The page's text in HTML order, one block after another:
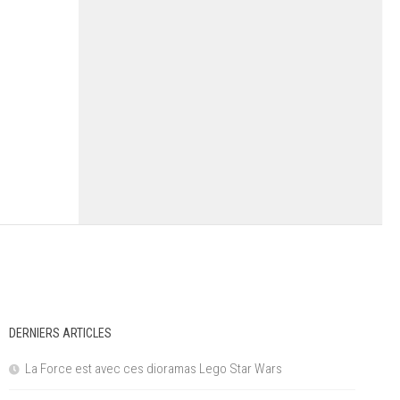
DERNIERS ARTICLES
La Force est avec ces dioramas Lego Star Wars